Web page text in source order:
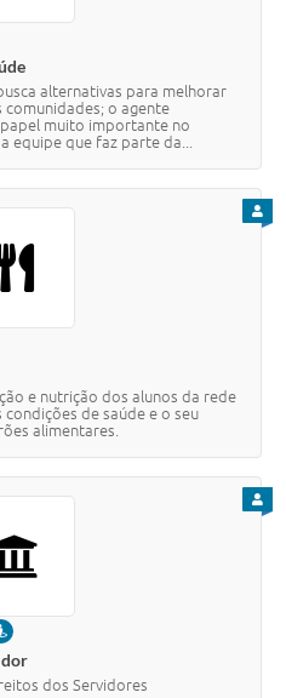
alternativas para melhorar
comunidades; o agente
muito importante no
equipe que faz parte da...
e nutrição dos alunos da rede
de saúde e o seu
alimentares.
PRESENCIAL
dos Servidores